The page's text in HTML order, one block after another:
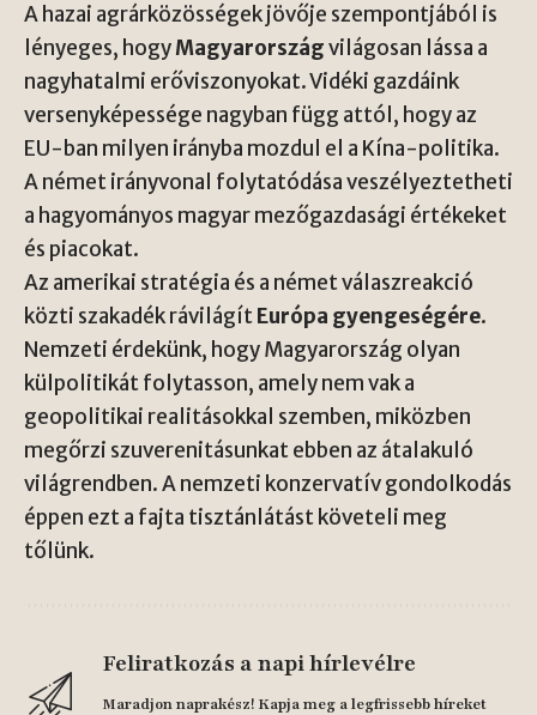
A hazai agrárközösségek jövője szempontjából is
lényeges, hogyMagyarországvilágosan lássa a
nagyhatalmi erőviszonyokat. Vidéki gazdáink
versenyképessége nagyban függ attól, hogy az
EU-ban milyen irányba mozdul el a Kína-politika.
A német irányvonal folytatódása veszélyeztetheti
a hagyományos magyar mezőgazdasági értékeket
és piacokat.
Az amerikai stratégia és a német válaszreakció
közti szakadék rávilágítEurópa gyengeségére.
Nemzeti érdekünk, hogy Magyarország olyan
külpolitikát folytasson, amely nem vak a
geopolitikai realitásokkal szemben, miközben
megőrzi szuverenitásunkat ebben az átalakuló
világrendben. A nemzeti konzervatív gondolkodás
éppen ezt a fajta tisztánlátást követeli meg
tőlünk.
Feliratkozás a napi hírlevélre
Maradjon naprakész! Kapja meg a legfrissebb híreket